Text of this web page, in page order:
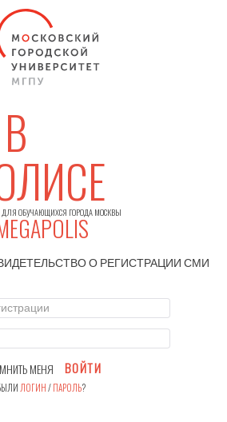
ОБУЧАЮЩИХСЯ ГОРОДА МОСКВЫ
О РЕГИСТРАЦИИСМИ
МЕНЯ ВОЙТИ
ЛОГИН/ПАРОЛЬ?